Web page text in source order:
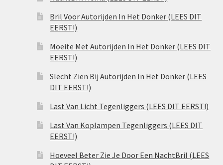
Bril Voor Autorijden In Het Donker (LEES DIT
EERST!)
Moeite Met Autorijden In Het Donker (LEES DIT
EERST!)
Slecht Zien Bij Autorijden In Het Donker (LEES
DIT EERST!)
Last Van Licht Tegenliggers (LEES DIT EERST!)
Last Van Koplampen Tegenliggers (LEES DIT
EERST!)
Hoeveel Beter Zie Je Door Een NachtBril (LEES